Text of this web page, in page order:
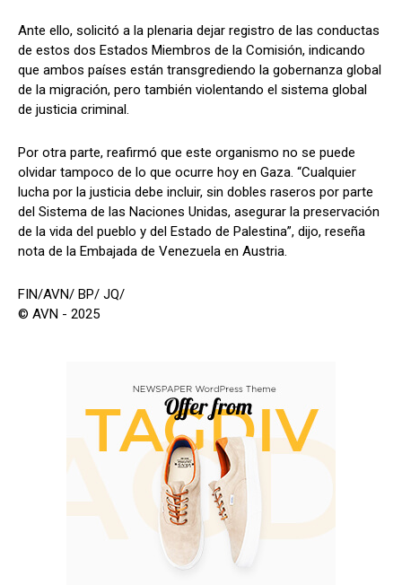
Ante ello, solicitó a la plenaria dejar registro de las conductas
de estos dos Estados Miembros de la Comisión, indicando
que ambos países están transgrediendo la gobernanza global
de la migración, pero también violentando el sistema global
de justicia criminal.
Por otra parte, reafirmó que este organismo no se puede
olvidar tampoco de lo que ocurre hoy en Gaza. “Cualquier
lucha por la justicia debe incluir, sin dobles raseros por parte
del Sistema de las Naciones Unidas, asegurar la preservación
de la vida del pueblo y del Estado de Palestina”, dijo, reseña
nota de la Embajada de Venezuela en Austria.
FIN/AVN/ BP/ JQ/
© AVN - 2025